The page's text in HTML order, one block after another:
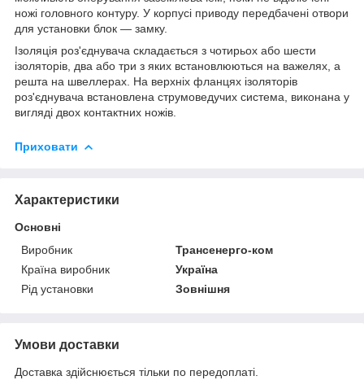
ножі головного контуру. У корпусі приводу передбачені отвори
для установки блок — замку.
Ізоляція роз'єднувача складається з чотирьох або шести
ізоляторів, два або три з яких встановлюються на важелях, а
решта на швеллерах. На верхніх фланцях ізоляторів
роз'єднувача встановлена струмоведучих система, виконана у
вигляді двох контактних ножів.
Приховати
Характеристики
Основні
Виробник
Трансенерго-ком
Країна виробник
Україна
Рід установки
Зовнішня
Умови доставки
Доставка здійснюється тільки по передоплаті.